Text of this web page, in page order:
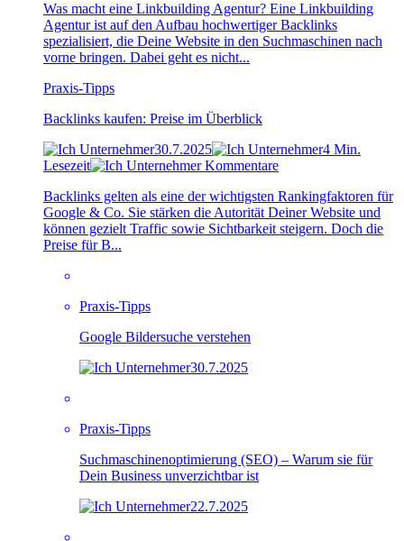
Was macht eine Linkbuilding Agentur? Eine Linkbuilding
Agentur ist auf den Aufbau hochwertiger Backlinks
spezialisiert, die Deine Website in den Suchmaschinen nach
vorne bringen. Dabei geht es nicht...
Praxis-Tipps
Backlinks kaufen: Preise im Überblick
30.7.2025
4 Min.
Lesezeit
Kommentare
Backlinks gelten als eine der wichtigsten Rankingfaktoren für
Google & Co. Sie stärken die Autorität Deiner Website und
können gezielt Traffic sowie Sichtbarkeit steigern. Doch die
Preise für B...
Praxis-Tipps
Google Bildersuche verstehen
30.7.2025
Praxis-Tipps
Suchmaschinenoptimierung (SEO) – Warum sie für
Dein Business unverzichtbar ist
22.7.2025